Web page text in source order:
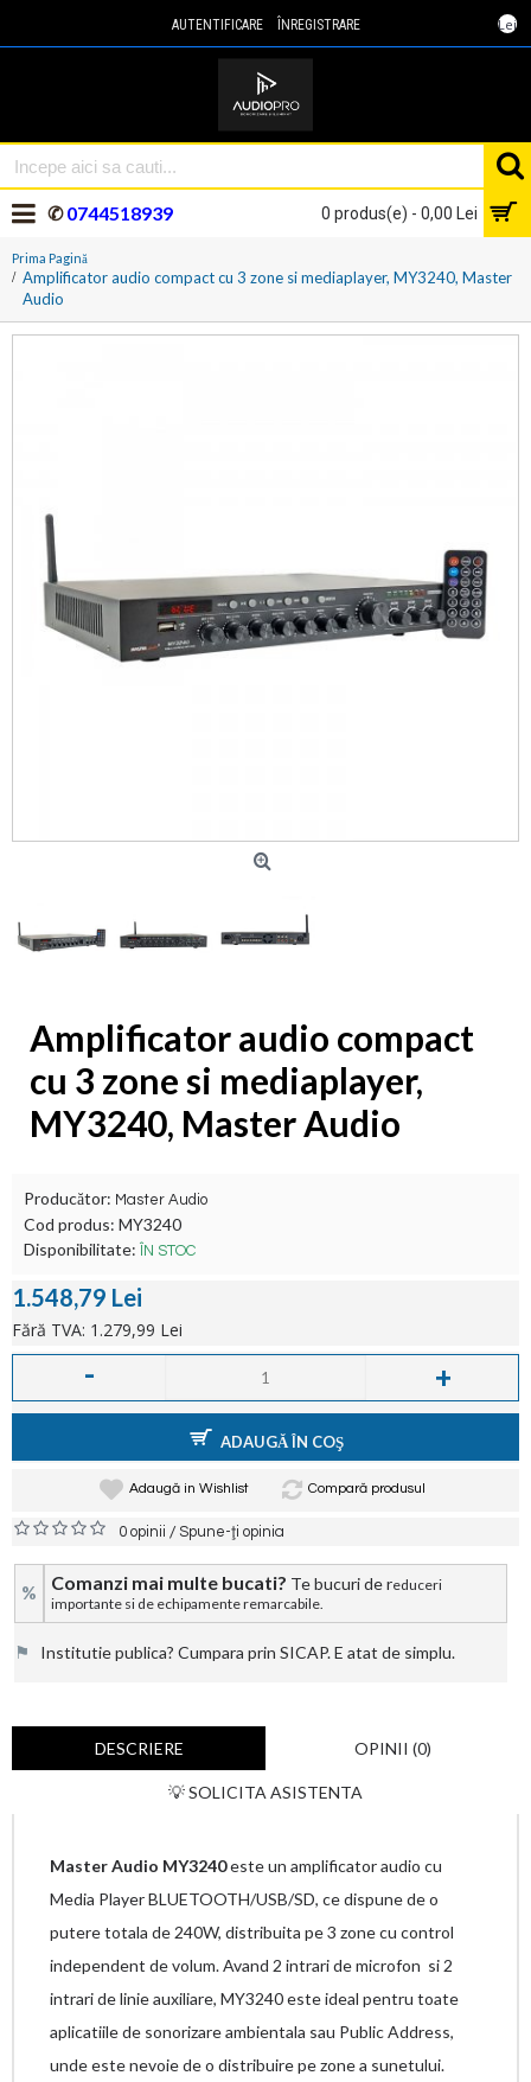
Lei
AUTENTIFICARE ÎNREGISTRARE
0 produs(e) - 0,00 Lei
✆0744518939
Prima Pagină
Amplificator audio compact cu 3 zone si mediaplayer, MY3240, Master
Audio
Amplificator audio compact
cu 3 zone si mediaplayer,
MY3240, Master Audio
Producător: Master Audio
Cod produs: MY3240
Disponibilitate:
ÎN STOC
1.548,79 Lei
Fără TVA: 1.279,99 Lei
- +
ADAUGĂ ÎN COŞ
Adaugă in Wishlist Compară produsul
0 opinii /Spune-ţi opinia
% Comanzi mai multe bucati? Te bucuri de reduceri
importante si de echipamente remarcabile.
⚑ Institutie publica? Cumpara prin SICAP. E atat de simplu.
DESCRIERE OPINII (0)
💡 SOLICITA ASISTENTA
Master Audio MY3240este un amplificator audio cu
Media Player BLUETOOTH/USB/SD, ce dispune de o
putere totala de 240W, distribuita pe 3 zone cu control
independent de volum. Avand 2 intrari de microfon si 2
intrari de linie auxiliare, MY3240 este ideal pentru toate
aplicatiile de sonorizare ambientala sau Public Address,
unde este nevoie de o distribuire pe zone a sunetului.